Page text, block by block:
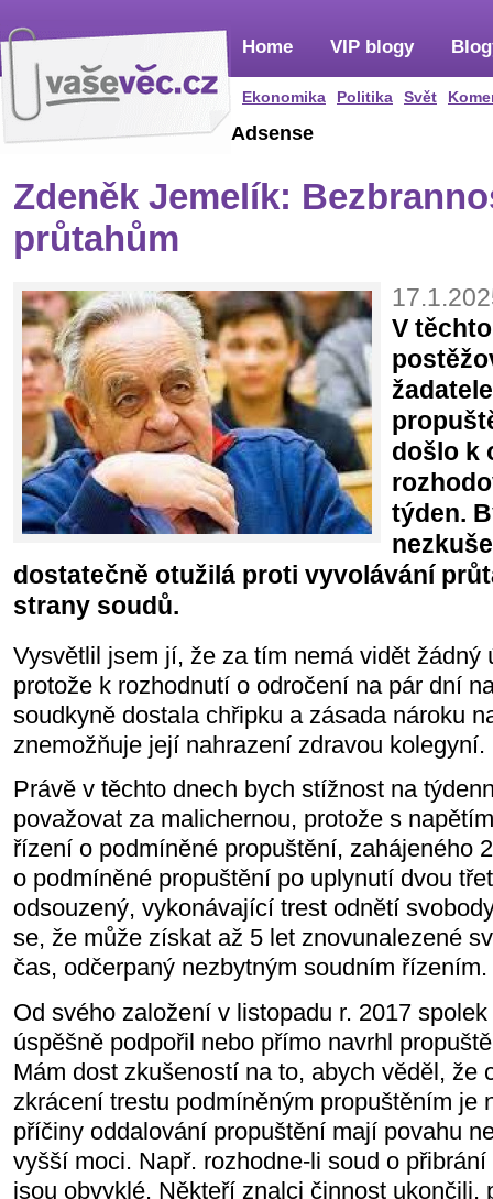
Home
Ekonomika Politika Svět
VIP blogy
Adsense
Zdeněk Jemelík:
průtahům
V
došlo k
týden.
dostatečně otužilá proti vyvolávání
strany soudů.
Vysvětlil jsem jí, že za tím nemá vidět žádný
protože k rozhodnutí o odročení na pár dní
soudkyně dostala chřipku a zásada nároku
znemožňuje její nahrazení zdravou kolegyní.
Právě v těchto dnech bych stížnost na
považovat za malichernou, protože s
řízení o podmíněné propuštění, zahájeného
o podmíněné propuštění po uplynutí dvou
odsouzený, vykonávající trest odnětí
se, že může získat až 5 let znovunalezené
čas, odčerpaný nezbytným soudním řízením.
Od svého založení v listopadu r. 2017
úspěšně podpořil nebo přímo navrhl
Mám dost zkušeností na to, abych věděl, že
zkrácení trestu podmíněným propuštěním je
příčiny oddalování propuštění mají povahu
vyšší moci. Např. rozhodne-li soud o
jsou obvyklé. Někteří znalci činnost ukončili,